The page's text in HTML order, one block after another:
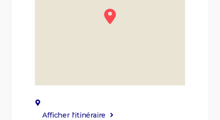
Afficher l'itinéraire